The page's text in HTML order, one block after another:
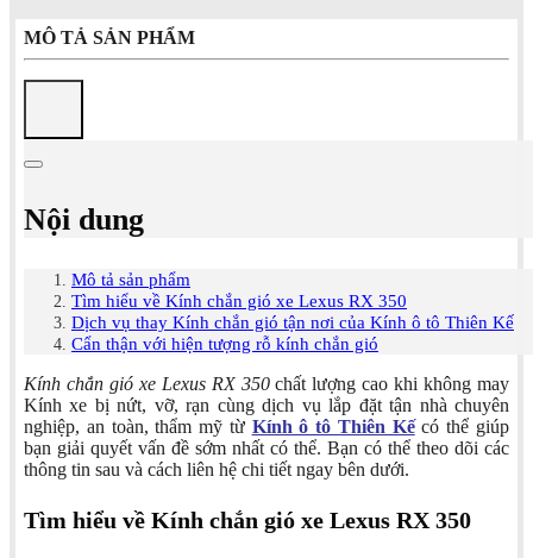
MÔ TẢ SẢN PHẨM
Nội dung
Mô tả sản phẩm
Tìm hiểu về Kính chắn gió xe Lexus RX 350
Dịch vụ thay Kính chắn gió tận nơi của Kính ô tô Thiên Kế
Cẩn thận với hiện tượng rỗ kính chắn gió
Kính chắn gió xe Lexus RX 350chất lượng cao khi không may
Kính xe bị nứt, vỡ, rạn cùng dịch vụ lắp đặt tận nhà chuyên
nghiệp, an toàn, thẩm mỹ từ Kính ô tô Thiên Kếcó thể giúp
bạn giải quyết vấn đề sớm nhất có thể. Bạn có thể theo dõi các
thông tin sau và cách liên hệ chi tiết ngay bên dưới.
Tìm hiểu về Kính chắn gió xe Lexus RX 350